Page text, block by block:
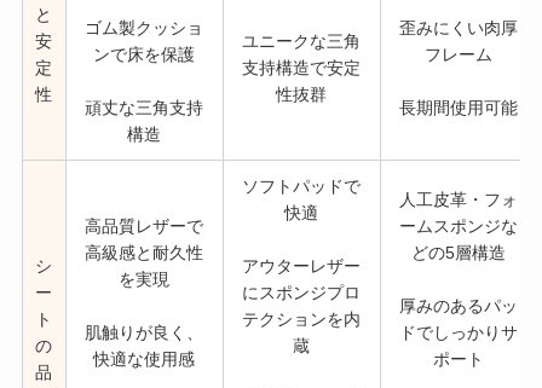
と
安
定
性
ゴム製クッショ
ンで床を保護
頑丈な三角支持
構造
ユニークな三角
支持構造で安定
性抜群
歪みにくい肉厚
フレーム
長期間使用可能
シ
ー
ト
の
品
高品質レザーで
高級感と耐久性
を実現
肌触りが良く、
快適な使用感
ソフトパッドで
快適
アウターレザー
にスポンジプロ
テクションを内
蔵
人工皮革・フォ
ームスポンジな
どの5層構造
厚みのあるパッ
ドでしっかりサ
ポート